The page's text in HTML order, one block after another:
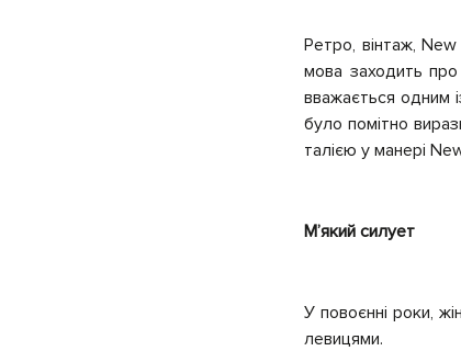
Ретро, ​​вінтаж, New
мова заходить
вважається одним
було помітно
талією у манері
Мʼякий силует
У повоєнні роки,
левицями.